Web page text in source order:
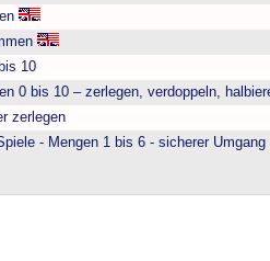
10
0 bis 10 – zerlegen, verdoppeln,
zerlegen
- Mengen 1 bis 6 - sicherer Umgang